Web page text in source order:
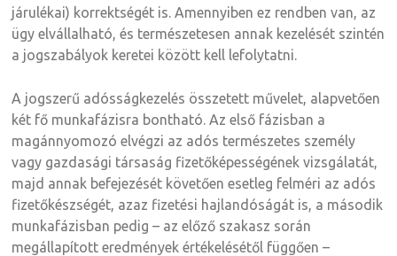
járulékai) korrektségét is. Amennyiben ez rendben van, az
ügy elvállalható, és természetesen annak kezelését szintén
a jogszabályok keretei között kell lefolytatni.
A jogszerű adósságkezelés összetett művelet, alapvetően
két fő munkafázisra bontható. Az első fázisban a
magánnyomozó elvégzi az adós természetes személy
vagy gazdasági társaság fizetőképességének vizsgálatát,
majd annak befejezését követően esetleg felméri az adós
fizetőkészségét, azaz fizetési hajlandóságát is, a második
munkafázisban pedig – az előző szakasz során
megállapított eredmények értékelésétől függően –